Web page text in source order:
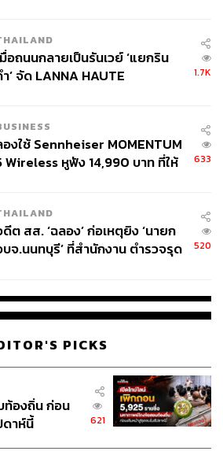
อถนนกลายเป็นรันเวย์ ‘แยกริน
’ จัด LANNA HAUTE
1.7K
งใช้ Sennheiser MOMENTUM
Wireless หูฟัง 14,990 บาท ที่ให้
633
ต สส. ‘ฉลอง’ ก่อเหตุยิง ‘นายก
บจ.นนทบุรี’ ที่สำนักงาน ตำรวจรุด
520
PICKS
ท้องถิ่น ก่อน
าห์นี้
621